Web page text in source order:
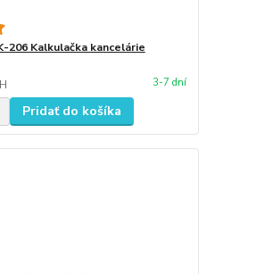
206 Kalkulačka kancelárie
3-7 dní
Pridať do košíka